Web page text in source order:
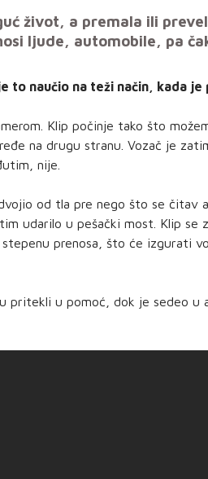
život, a premala ili
ljude, automobile, pa
naučio na teži način, kada
Klip počinje tako što
na drugu stranu. Vozač je
nije.
od tla pre nego što se čitav
udarilo u pešački most. Klip
prenosa, što će izgurati
pritekli u pomoć, dok je sedeo